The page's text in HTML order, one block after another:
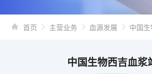
首页 主营业务 血源发展 中国
中国生物西吉血浆